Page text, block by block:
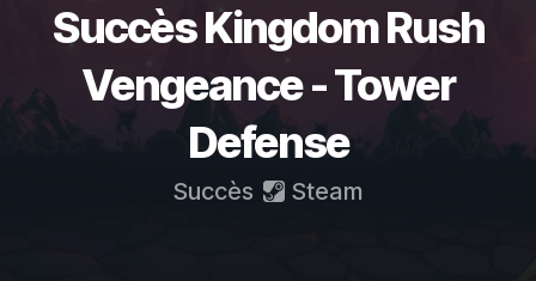
Succès Kingdom Rush
Vengeance - Tower
Defense
Succès Steam